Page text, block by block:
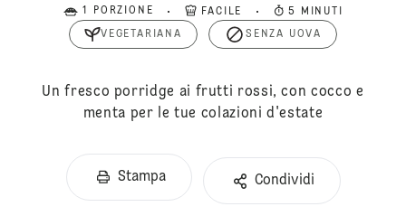
1 PORZIONE FACILE 5 MINUTI
VEGETARIANA SENZA UOVA
Un fresco porridge ai frutti rossi, con cocco e
menta per le tue colazioni d'estate
Stampa Condividi